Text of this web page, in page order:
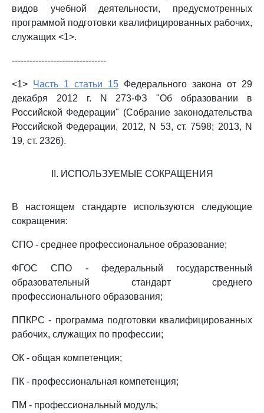
видов учебной деятельности, предусмотренных
программой подготовки квалифицированных рабочих,
служащих <1>.
--------------------------------
<1> Часть 1 статьи 15 Федерального закона от 29
декабря 2012 г. N 273-ФЗ "Об образовании в
Российской Федерации" (Собрание законодательства
Российской Федерации, 2012, N 53, ст. 7598; 2013, N
19, ст. 2326).
II. ИСПОЛЬЗУЕМЫЕ СОКРАЩЕНИЯ
В настоящем стандарте используются следующие
сокращения:
СПО - среднее профессиональное образование;
ФГОС СПО - федеральный государственный
образовательный стандарт среднего
профессионального образования;
ППКРС - программа подготовки квалифицированных
рабочих, служащих по профессии;
ОК - общая компетенция;
ПК - профессиональная компетенция;
ПМ - профессиональный модуль;